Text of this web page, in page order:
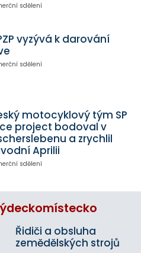
sdělení
vyzývá k darování
sdělení
motocyklový tým SP
project bodoval v
a zrychlil
Aprilii
sdělení
Řidiči a obsluha
zemědělských strojů